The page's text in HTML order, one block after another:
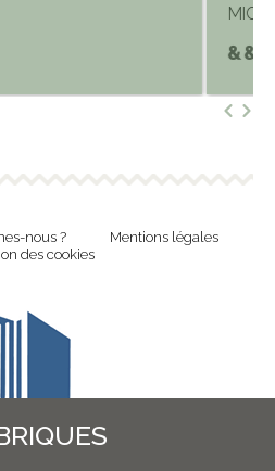
nous ?
Mentions légales
des cookies
Culture et Bibliothèques Pour Tous